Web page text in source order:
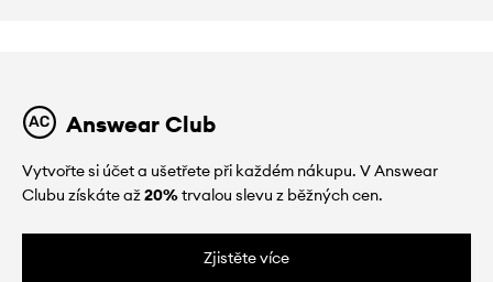
Answear Club
Vytvořte si účet a ušetřete při každém nákupu. V Answear
Clubu získáte až20%trvalou slevu z běžných cen.
Zjistěte více